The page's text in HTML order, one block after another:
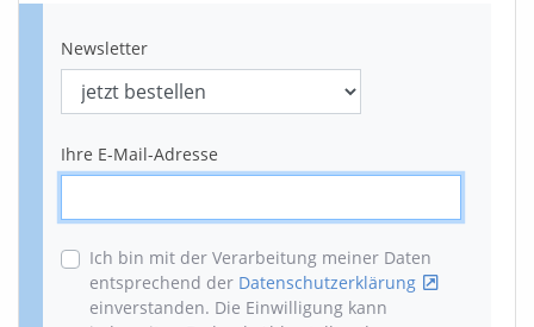
Newsletter
Ihre E-Mail-Adresse
Ich bin mit der Verarbeitung meiner Daten
entsprechend der Datenschutzerklärung
einverstanden. Die Einwilligung kann